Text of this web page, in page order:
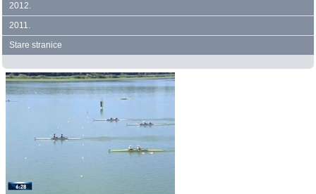
2012.
2011.
Stare stranice